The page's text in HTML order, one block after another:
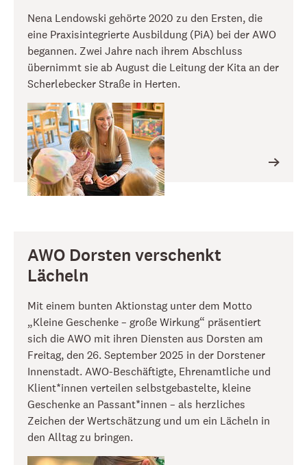
Nena Lendowski gehörte 2020 zu den Ersten, die
eine Praxisintegrierte Ausbildung (PiA) bei der AWO
begannen. Zwei Jahre nach ihrem Abschluss
übernimmt sie ab August die Leitung der Kita an der
Scherlebecker Straße in Herten.
AWO Dorsten verschenkt
Lächeln
Mit einem bunten Aktionstag unter dem Motto
„Kleine Geschenke – große Wirkung“ präsentiert
sich die AWO mit ihren Diensten aus Dorsten am
Freitag, den 26. September 2025 in der Dorstener
Innenstadt. AWO-Beschäftigte, Ehrenamtliche und
Klient*innen verteilen selbstgebastelte, kleine
Geschenke an Passant*innen – als herzliches
Zeichen der Wertschätzung und um ein Lächeln in
den Alltag zu bringen.